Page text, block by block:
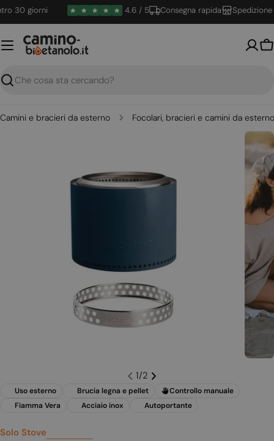
Vai
al
contenuto
30 giorni 4.6 / 5 Consegna rapida Spedizione
Ricerca
Camini e bracieri da esterno Focolari, bracieri e camini da esterno
Apri
1/2
Uso esterno Brucia legna e pellet
Controllo manuale
Fiamma Vera
Acciaio inox Autoportante
Solo Stove